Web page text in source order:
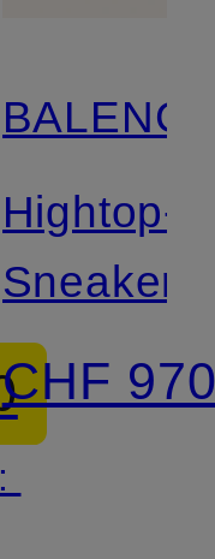
Hightop-
Sneaker
CHF